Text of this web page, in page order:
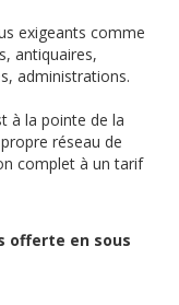
exigeants comme
antiquaires,
administrations.
à la pointe de la
réseau de
complet à un tarif
offerte en sous